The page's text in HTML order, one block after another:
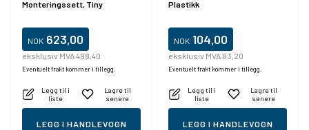
Monteringssett, Tiny
NOK 623,00
eksklusiv MVA 498,40
Eventuelt frakt kommer i tillegg.
Legg til i
liste
Lagre til
senere
LEGG I HANDLEVOGN
Plastikk
NOK 104,00
eksklusiv MVA 83,20
Eventuelt frakt kommer i tillegg.
Legg til i
liste
Lagre til
senere
LEGG I HANDLEVOGN